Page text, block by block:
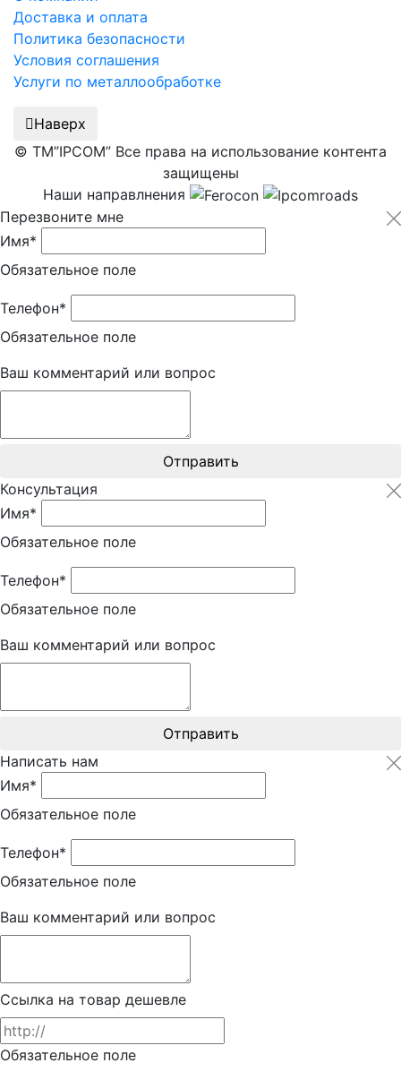
Доставка и оплата
Политика безопасности
Условия соглашения
Услуги по металлообработке
Наверх
© ТМ”IPCOM” Все права на использование контента
защищены
Наши направлнения
Перезвоните мне
Имя*
Обязательное поле
Телефон*
Обязательное поле
Ваш комментарий или вопрос
Отправить
Консультация
Имя*
Обязательное поле
Телефон*
Обязательное поле
Ваш комментарий или вопрос
Отправить
Написать нам
Имя*
Обязательное поле
Телефон*
Обязательное поле
Ваш комментарий или вопрос
Ссылка на товар дешевле
Обязательное поле